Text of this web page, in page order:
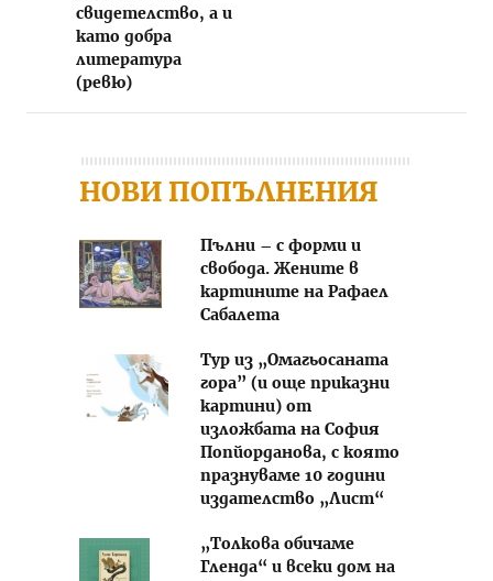
свидетелство, а и
като добра
литература
(ревю)
НОВИ ПОПЪЛНЕНИЯ
Пълни – с форми и
свобода. Жените в
картините на Рафаел
Сабалета
Тур из „Омагьосаната
гора” (и още приказни
картини) от
изложбата на София
Попйорданова, с която
празнуваме 10 години
издателство „Лист“
„Толкова обичаме
Гленда“ и всеки дом на